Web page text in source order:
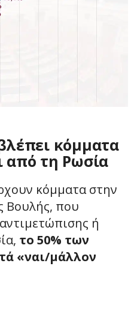
κόμματα
από τη Ρωσία
κόμματα στην
Βουλής, που
ή
το 50% των
«ναι/μάλλον